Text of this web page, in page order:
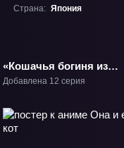
Страна: Япония
«Кошачья богиня из
Яоёродзу» ТВ-1
Добавлена 12 серия